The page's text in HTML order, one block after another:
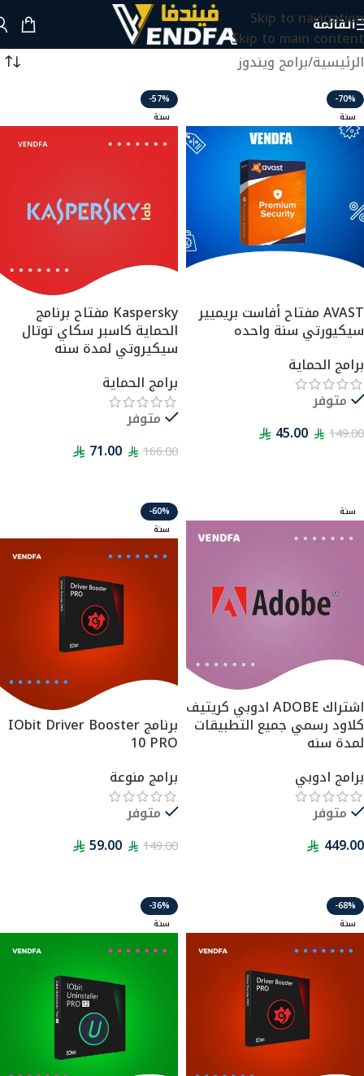
Skip to navigation
Skip to main content
القائمة
الرئيسية برامج ويندوز
-70%
سنة
AVAST مفتاح أفاست بريميير
سيكيورتي سنة واحده
برامج الحماية
متوفر
149.00
45.00
-57%
سنة
Kaspersky مفتاح برنامج
الحماية كاسبر سكاي توتال
سيكيروتي لمدة سنه
برامج الحماية
متوفر
166.00
71.00
سنة
اشتراك ADOBE ادوبي كريتيف
كلاود رسمي جميع التطبيقات
لمدة سنه
برامج ادوبي
متوفر
449.00
-60%
سنة
برنامج IObit Driver Booster
10 PRO
برامج منوعة
متوفر
149.00
59.00
-68%
سنة
-36%
سنة